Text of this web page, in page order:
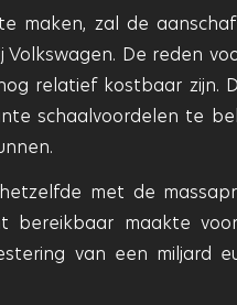
maken, zal de
De reden
relatief kostbaar zijn.
schaalvoordelen te
met de
bereikbaar maakte
van een miljard